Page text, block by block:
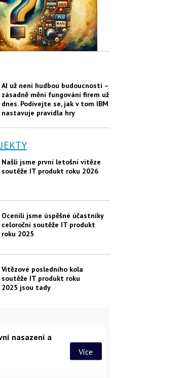
AI už není hudbou budoucnosti –
zásadně mění fungování firem už
dnes. Podívejte se, jak v tom IBM
nastavuje pravidla hry
Našli jsme první letošní vítěze
soutěže IT produkt roku 2026
Ocenili jsme úspěšné účastníky
celoroční soutěže IT produkt
roku 2025
Vítězové posledního kola
soutěže IT produkt roku
2025 jsou tady
nasazení a
Více